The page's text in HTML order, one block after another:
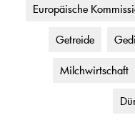
Europäische
Getreide
Milchwirtschaft